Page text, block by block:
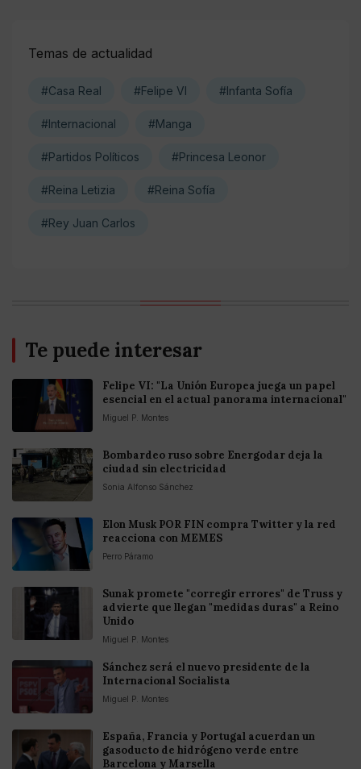
Temas de actualidad
#Casa Real #Felipe VI #Infanta Sofía
#Internacional #Manga
#Partidos Políticos #Princesa Leonor
#Reina Letizia #Reina Sofía
#Rey Juan Carlos
Te puede interesar
Felipe VI: "La Unión Europea juega un papel
esencial en el actual panorama internacional"
Miguel P. Montes
Bombardeo ruso sobre Energodar deja la
ciudad sin electricidad
Sonia Alfonso Sánchez
Elon Musk POR FIN compra Twitter y la red
reacciona con MEMES
Perro Páramo
Sunak promete "corregir errores" de Truss y
advierte que llegan "medidas duras" a Reino
Unido
Miguel P. Montes
Sánchez será el nuevo presidente de la
Internacional Socialista
Miguel P. Montes
España, Francia y Portugal acuerdan un
gasoducto de hidrógeno verde entre
Barcelona y Marsella